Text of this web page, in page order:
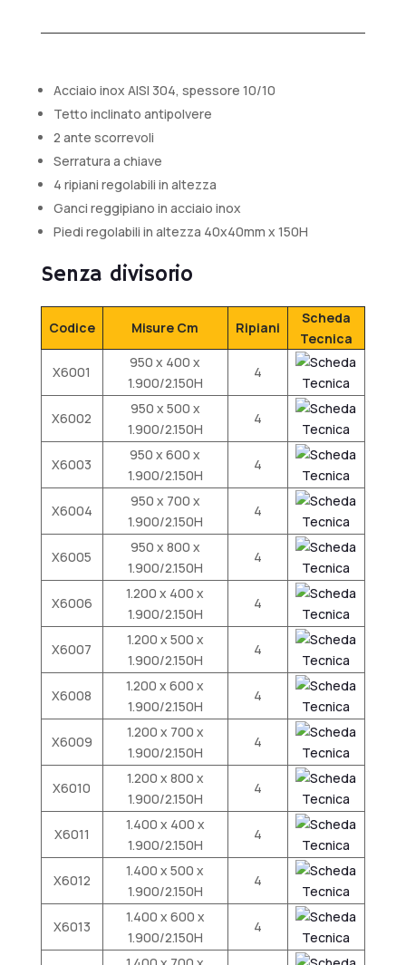
Acciaio inox AISI 304, spessore 10/10
Tetto inclinato antipolvere
2 ante scorrevoli
Serratura a chiave
4 ripiani regolabili in altezza
Ganci reggipiano in acciaio inox
Piedi regolabili in altezza 40x40mm x 150H
Senza divisorio
Codice Misure Cm Ripiani
Scheda
Tecnica
X6001
950 x 400 x
1.900/2.150H
4
X6002
950 x 500 x
1.900/2.150H
4
X6003
950 x 600 x
1.900/2.150H
4
X6004
950 x 700 x
1.900/2.150H
4
X6005
950 x 800 x
1.900/2.150H
4
X6006
1.200 x 400 x
1.900/2.150H
4
X6007
1.200 x 500 x
1.900/2.150H
4
X6008
1.200 x 600 x
1.900/2.150H
4
X6009
1.200 x 700 x
1.900/2.150H
4
X6010
1.200 x 800 x
1.900/2.150H
4
X6011
1.400 x 400 x
1.900/2.150H
4
X6012
1.400 x 500 x
1.900/2.150H
4
X6013
1.400 x 600 x
1.900/2.150H
4